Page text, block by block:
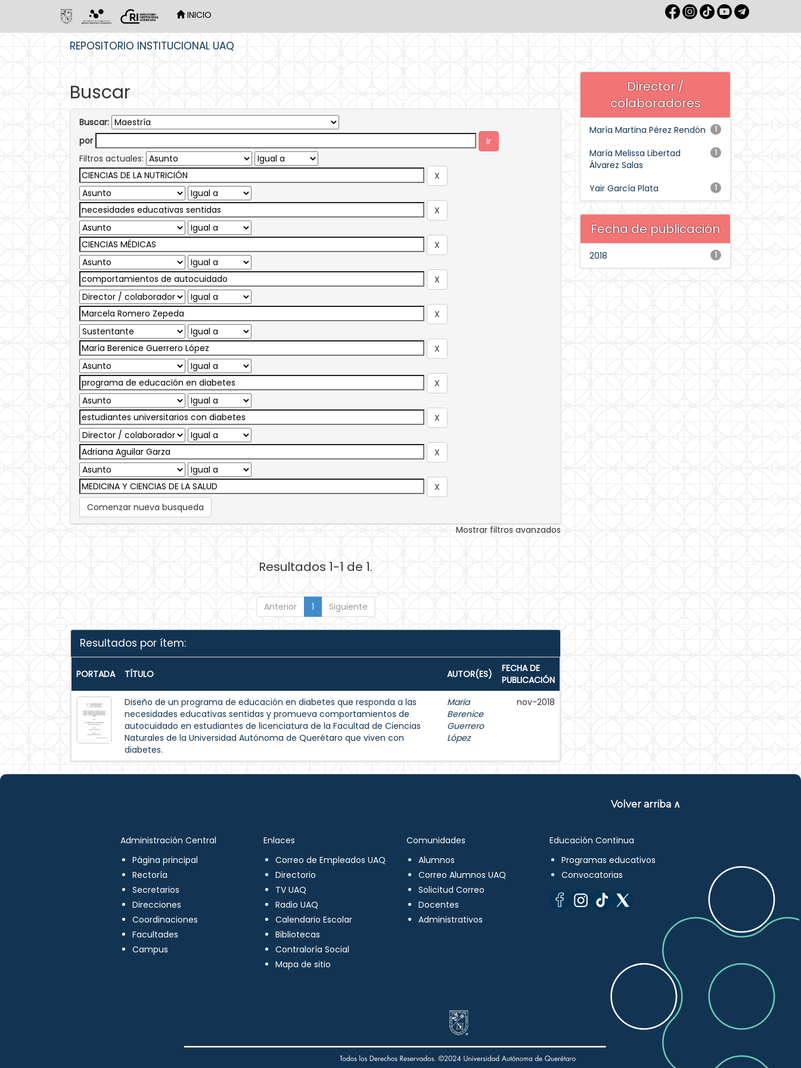
INICIO
REPOSITORIO INSTITUCIONAL UAQ
Buscar
Buscar:
por
Filtros actuales:
Comenzar nueva busqueda
Mostrar filtros avanzados
Resultados 1-1 de 1.
Anterior 1 Siguiente
Resultados por ítem:
PORTADA TÍTULO AUTOR(ES)
FECHA DE
PUBLICACIÓN
Diseño de un programa de educación en diabetes que responda a las
necesidades educativas sentidas y promueva comportamientos de
autocuidado en estudiantes de licenciatura de la Facultad de Ciencias
Naturales de la Universidad Autónoma de Querétaro que viven con
diabetes.
María
Berenice
Guerrero
López
nov-2018
Director /
colaboradores
1
María Martina Pérez Rendón
1
María Melissa Libertad
Álvarez Salas
1
Yair García Plata
Fecha de publicación
1
2018
Volver arriba ∧
Administración Central
Página principal
Rectoría
Secretarios
Direcciones
Coordinaciones
Facultades
Campus
Enlaces
Correo de Empleados UAQ
Directorio
TV UAQ
Radio UAQ
Calendario Escolar
Bibliotecas
Contraloría Social
Mapa de sitio
Comunidades
Alumnos
Correo Alumnos UAQ
Solicitud Correo
Docentes
Administrativos
Educación Continua
Programas educativos
Convocatorias